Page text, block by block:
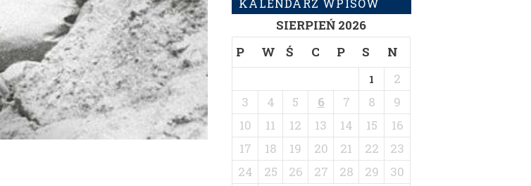
KALENDARZ WPISÓW
SIERPIEŃ 2026
P
W Ś C P S N
1
2
3
4 5 6 7 8
9
10
11 12 13 14 15
16
17
18 19 20 21 22
23
24
25 26 27 28 29
30